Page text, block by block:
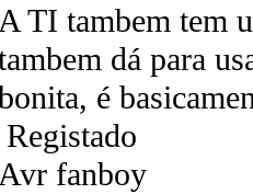
TI tambem tem
dá para
é
Registado
fanboy